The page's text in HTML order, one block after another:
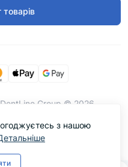
товарів
DentLine Group © 2026
з нашою